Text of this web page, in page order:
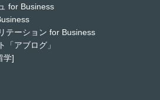
for Business
テーション for Business
「アブログ」
学]